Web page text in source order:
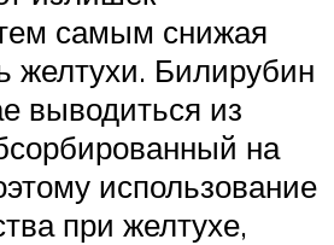
самым снижая
желтухи. Билирубин
выводиться из
на
использование
при желтухе,